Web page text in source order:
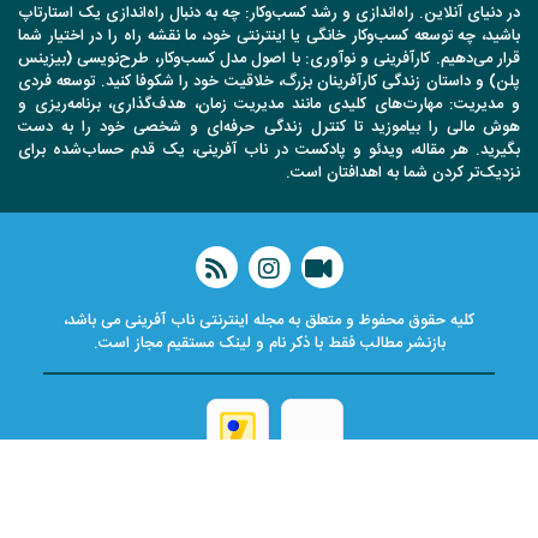
در دنیای آنلاین. راه‌اندازی و رشد کسب‌وکار: چه به دنبال راه‌اندازی یک استارتاپ
باشید، چه توسعه کسب‌وکار خانگی یا اینترنتی خود، ما نقشه راه را در اختیار شما
قرار می‌دهیم. کارآفرینی و نوآوری: با اصول مدل کسب‌وکار، طرح‌نویسی (بیزینس
پلن) و داستان زندگی کارآفرینان بزرگ، خلاقیت خود را شکوفا کنید. توسعه فردی
و مدیریت: مهارت‌های کلیدی مانند مدیریت زمان، هدف‌گذاری، برنامه‌ریزی و
هوش مالی را بیاموزید تا کنترل زندگی حرفه‌ای و شخصی خود را به دست
بگیرید. هر مقاله، ویدئو و پادکست در ناب آفرینی، یک قدم حساب‌شده برای
نزدیک‌تر کردن شما به اهدافتان است.
کلیه حقوق محفوظ و متعلق به مجله اینترنتی ناب آفرینی می باشد،
بازنشر مطالب فقط با ذکر نام و لینک مستقیم مجاز است.